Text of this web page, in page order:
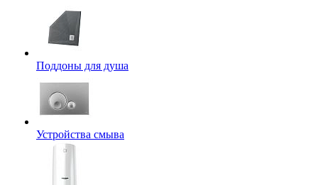
Поддоны для душа
Устройства смыва